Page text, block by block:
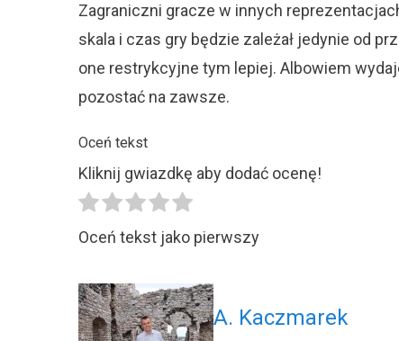
Zagraniczni gracze w innych
skala i czas gry będzie zależał jedynie od
one restrykcyjne tym lepiej. Albowiem
pozostać na zawsze.
Oceń tekst
Kliknij gwiazdkę aby dodać ocenę!
Oceń tekst jako pierwszy
A. Kaczmarek